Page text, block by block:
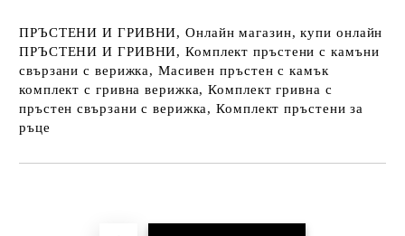
ПРЪСТЕНИ И ГРИВНИ, Онлайн магазин, купи онлайн
ПРЪСТЕНИ И ГРИВНИ, Комплект пръстени с камъни
свързани с верижка, Масивен пръстен с камък
комплект с гривна верижка, Комплект гривна с
пръстен свързани с верижка, Комплект пръстени за
ръце